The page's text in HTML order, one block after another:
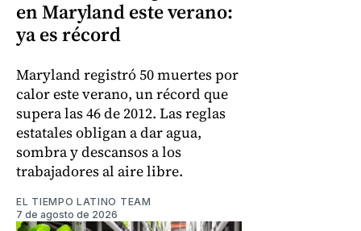
en Maryland este verano:
ya es récord
Maryland registró 50 muertes por
calor este verano, un récord que
supera las 46 de 2012. Las reglas
estatales obligan a dar agua,
sombra y descansos a los
trabajadores al aire libre.
EL TIEMPO LATINO TEAM
7 de agosto de 2026